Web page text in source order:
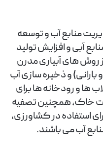
منابع آب و توسعه
آبی و افزایش تولید
های آبیاری مدرن
و ذخیره سازی آب
ها و رودخانه ها برای
خاک، همچنین تصفیه
استفاده در کشاورزی،
آب می باشند.